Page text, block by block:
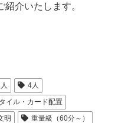
介いたします。
4人
タイル・カード配置
明 重量級（60分～）